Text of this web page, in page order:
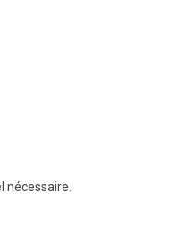
nécessaire.